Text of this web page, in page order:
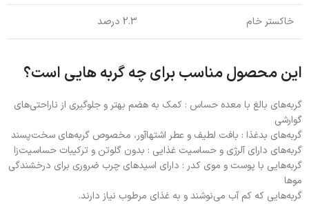
خاکستر خام 2.3 درصد
این محصول مناسب برای چه گربه هایی است؟
گربه‌های بالغ با معده حساس : کمک به هضم بهتر و جلوگیری از ناراحتی‌های
گوارشی
گربه‌های بدغذا : بافت لطیف و عطر اشتها‌آور، مخصوص گربه‌های سخت‌پسند
گربه‌های دارای آلرژی و حساسیت غذایی : بدون گلوتن و ترکیبات حساسیت‌زا
گربه‌هایی با پوست و موی کدر : دارای اسیدهای چرب ضروری برای درخشندگی
موها
گربه‌هایی که کم آب می‌نوشند و به غذای مرطوب نیاز دارند.